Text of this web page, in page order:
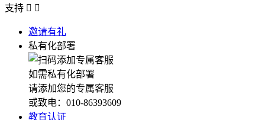
支持  
邀请有礼
私有化部署
如需私有化部署
请添加您的专属客服
或致电：010-86393609
教育认证